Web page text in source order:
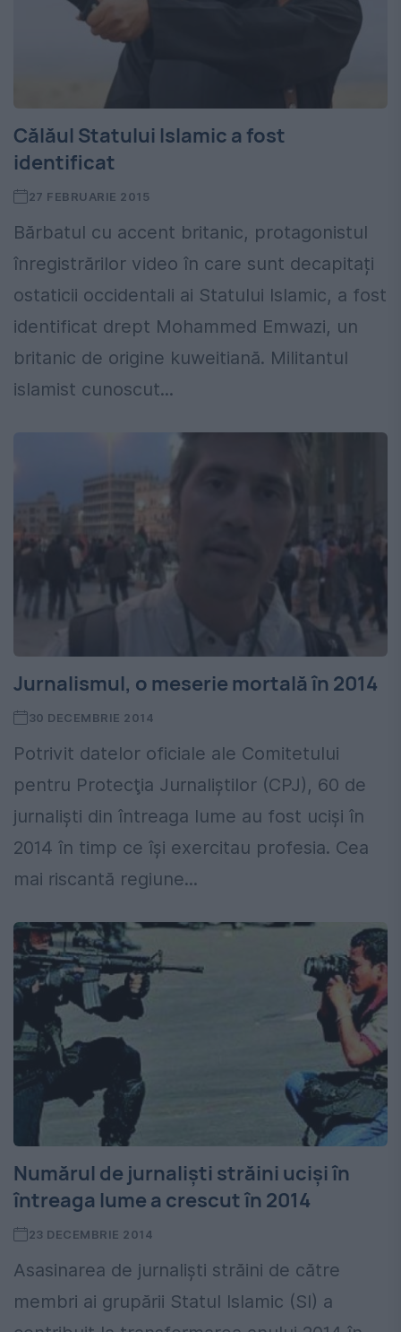
Călăul Statului Islamic a fost
identificat
27 FEBRUARIE 2015
Bărbatul cu accent britanic, protagonistul
înregistrărilor video în care sunt decapitați
ostaticii occidentali ai Statului Islamic, a fost
identificat drept Mohammed Emwazi, un
britanic de origine kuweitiană. Militantul
islamist cunoscut...
Jurnalismul, o meserie mortală în 2014
30 DECEMBRIE 2014
Potrivit datelor oficiale ale Comitetului
pentru Protecţia Jurnaliştilor (CPJ), 60 de
jurnalişti din întreaga lume au fost ucişi în
2014 în timp ce îşi exercitau profesia. Cea
mai riscantă regiune...
Numărul de jurnalişti străini ucişi în
întreaga lume a crescut în 2014
23 DECEMBRIE 2014
Asasinarea de jurnalişti străini de către
membri ai grupării Statul Islamic (SI) a